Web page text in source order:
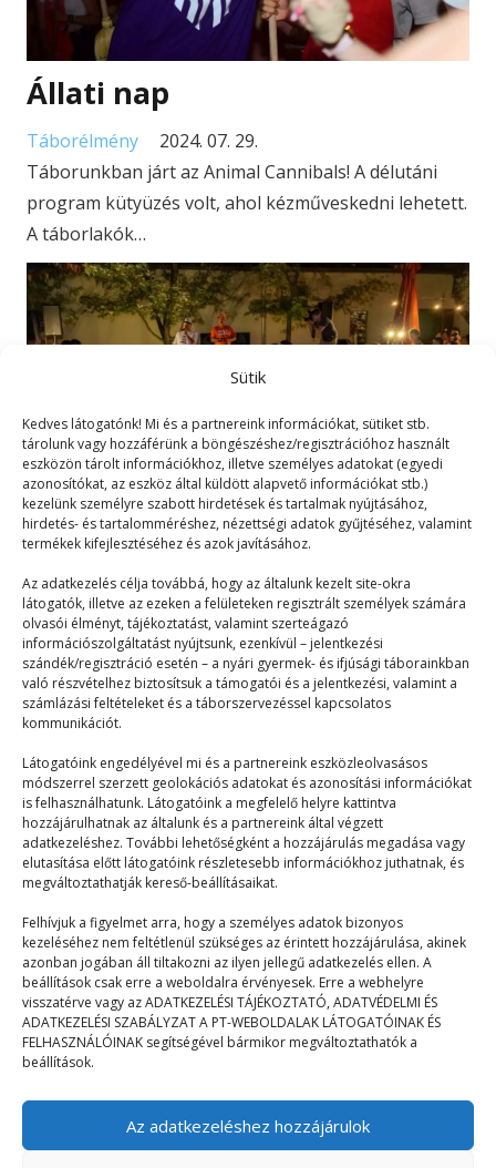
Sütik
Kedves látogatónk! Mi és a partnereink információkat, sütiket stb.
tárolunk vagy hozzáférünk a böngészéshez/regisztrációhoz használt
eszközön tárolt információkhoz, illetve személyes adatokat (egyedi
azonosítókat, az eszköz által küldött alapvető információkat stb.)
kezelünk személyre szabott hirdetések és tartalmak nyújtásához,
hirdetés- és tartalomméréshez, nézettségi adatok gyűjtéséhez, valamint
termékek kifejlesztéséhez és azok javításához.
Az adatkezelés célja továbbá, hogy az általunk kezelt site-okra
látogatók, illetve az ezeken a felületeken regisztrált személyek számára
olvasói élményt, tájékoztatást, valamint szerteágazó
információszolgáltatást nyújtsunk, ezenkívül – jelentkezési
szándék/regisztráció esetén – a nyári gyermek- és ifjúsági táborainkban
való részvételhez biztosítsuk a támogatói és a jelentkezési, valamint a
számlázási feltételeket és a táborszervezéssel kapcsolatos
kommunikációt.
Látogatóink engedélyével mi és a partnereink eszközleolvasásos
módszerrel szerzett geolokációs adatokat és azonosítási információkat
is felhasználhatunk. Látogatóink a megfelelő helyre kattintva
hozzájárulhatnak az általunk és a partnereink által végzett
adatkezeléshez. További lehetőségként a hozzájárulás megadása vagy
elutasítása előtt látogatóink részletesebb információkhoz juthatnak, és
megváltoztathatják kereső-beállításaikat.
Felhívjuk a figyelmet arra, hogy a személyes adatok bizonyos
kezeléséhez nem feltétlenül szükséges az érintett hozzájárulása, akinek
azonban jogában áll tiltakozni az ilyen jellegű adatkezelés ellen. A
beállítások csak erre a weboldalra érvényesek. Erre a webhelyre
visszatérve vagy az ADATKEZELÉSI TÁJÉKOZTATÓ, ADATVÉDELMI ÉS
ADATKEZELÉSI SZABÁLYZAT A PT-WEBOLDALAK LÁTOGATÓINAK ÉS
FELHASZNÁLÓINAK segítségével bármikor megváltoztathatók a
beállítások.
Az adatkezeléshez hozzájárulok
Állati nap
Táborélmény
2024. 07. 29.
Táborunkban járt az Animal Cannibals! A délutáni
program kütyüzés volt, ahol kézműveskedni lehetett.
A táborlakók…
Cha-cha Budapest-koncert
Táborélmény
2024. 05. 16.
Ma este a Cha-Cha Budapest, a háromtagú zenekar
tart koncertet. Utána lesz a Mr. és…
© 2023–2026
Navigáció
Főoldal
Mix